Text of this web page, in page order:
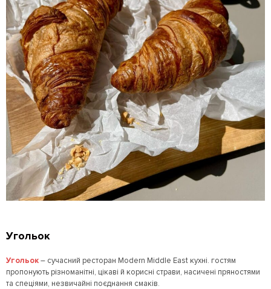
Угольок
Угольок– сучасний ресторан Modern Middle East кухні. гостям
пропонують різноманітні, цікаві й корисні страви, насичені пряностями
та спеціями, незвичайні поєднання смаків.